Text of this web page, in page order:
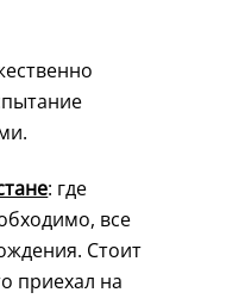
: где
все
Стоит
приехал на